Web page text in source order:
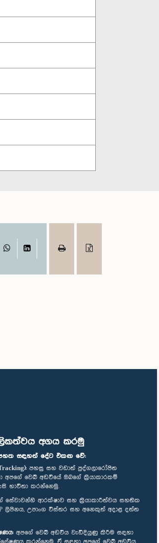
අගය කරමු
සඳහන් දේට එකඟ වේ:
පහසු සහ වඩාත් පුද්ගලාරෝපිත
අපගේ වෙබ් අඩවියේ ඔබගේ ක්‍රියාකාරකම්
භාවිතා කරන්නෙමු.
සේවාවන්හි ආරක්ෂාව සහ ක්‍රියාකාරීත්වය සහතික
ලිපිනය, උපාංග විස්තර සහ අනෙකුත් අදාළ දත්ත
අපගේ වෙබ් අඩවිය වැඩිදියුණු කිරීම සඳහා
WhatsAppLinkedIn